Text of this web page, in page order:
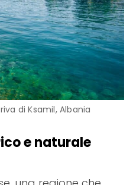
di Ksamil, Albania
e naturale